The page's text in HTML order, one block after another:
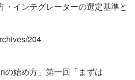
・インテグレーターの選定基準と
204
の始め方」第一回「まずは